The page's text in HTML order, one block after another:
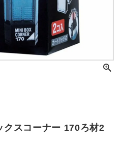
クスコーナー 170ろ材2